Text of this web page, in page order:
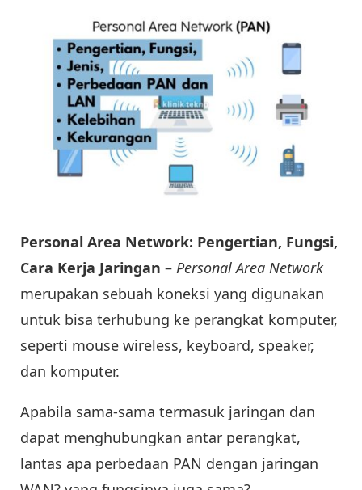
Personal Area Network: Pengertian, Fungsi,
Cara Kerja Jaringan – Personal Area Network
merupakan sebuah koneksi yang digunakan
untuk bisa terhubung ke perangkat komputer,
seperti mouse wireless, keyboard, speaker,
dan komputer.
Apabila sama-sama termasuk jaringan dan
dapat menghubungkan antar perangkat,
lantas apa perbedaan PAN dengan jaringan